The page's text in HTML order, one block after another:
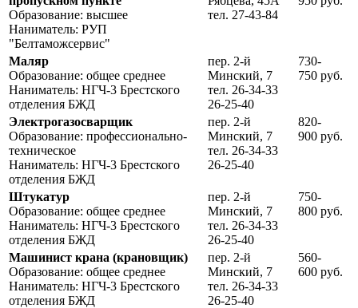
Образование: высшее
Наниматель: РУП
"Белтаможсервис"
тел. 27-43-84
Маляр
Образование: общее среднее
Наниматель: НГЧ-3 Брестского
отделения БЖД
пер. 2-й
Минский, 7
тел. 26-34-33
26-25-40
730-
750 руб.
Электрогазосварщик
Образование: профессионально-
техническое
Наниматель: НГЧ-3 Брестского
отделения БЖД
пер. 2-й
Минский, 7
тел. 26-34-33
26-25-40
820-
900 руб.
Штукатур
Образование: общее среднее
Наниматель: НГЧ-3 Брестского
отделения БЖД
пер. 2-й
Минский, 7
тел. 26-34-33
26-25-40
750-
800 руб.
Машинист крана (крановщик)
Образование: общее среднее
Наниматель: НГЧ-3 Брестского
отделения БЖД
пер. 2-й
Минский, 7
тел. 26-34-33
26-25-40
560-
600 руб.